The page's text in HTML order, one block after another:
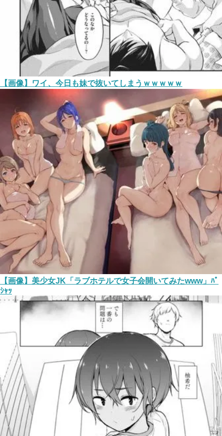
【画像】ワイ、今日も妹で抜いてしまうｗｗｗｗｗ
【画像】美少女JK「ラブホテルで女子会開いてみたwww」ﾊﾟ
ｼｬｯ